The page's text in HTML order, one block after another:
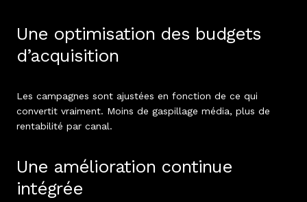
Une optimisation des budgets
d’acquisition
Les campagnes sont ajustées en fonction de ce qui
convertit vraiment. Moins de gaspillage média, plus de
rentabilité par canal.
Une amélioration continue
intégrée